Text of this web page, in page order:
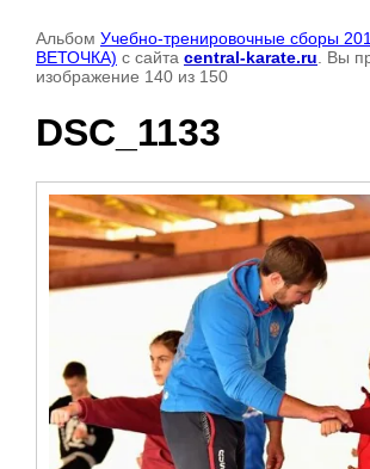
Альбом Учебно-тренировочные сборы
ВЕТОЧКА) с сайта central-karate.ru . Вы
изображение 140 из 150
DSC_1133